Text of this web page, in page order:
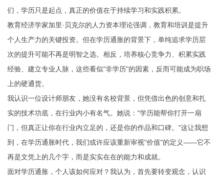
们，学历只是起点，真正的价值在于持续学习和实践积累。
教育经济学家加里·贝克尔的人力资本理论强调，教育和培训是提升
个人生产力的关键投资。但在学历通胀的背景下，单纯追求学历层
次的提升可能不再是明智之选。相反，培养核心竞争力、积累实践
经验、建立专业人脉，这些看似"非学历"的因素，反而可能成为职场
上的硬通货。
我认识一位设计师朋友，她没有名校背景，但凭借出色的创意和扎
实的技术功底，在行业内小有名气。她说："学历能帮你打开一扇
门，但真正让你在行业内立足的，还是你的作品和口碑。"这让我想
到，在学历通胀时代，我们或许应该重新审视"价值"的定义——它不
再是文凭上的几个字，而是实实在在的能力和成就。
面对学历通胀，个人该如何应对？我认为，首先要转变观念，认识